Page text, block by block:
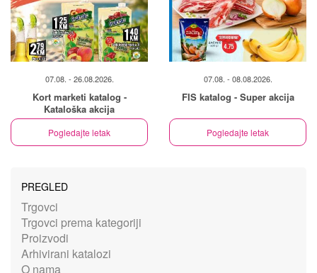
07.08. - 26.08.2026.
Kort marketi katalog -
Kataloška akcija
Pogledajte letak
07.08. - 08.08.2026.
FIS katalog - Super akcija
Pogledajte letak
PREGLED
Trgovci
Trgovci prema kategoriji
Proizvodi
Arhivirani katalozi
O nama